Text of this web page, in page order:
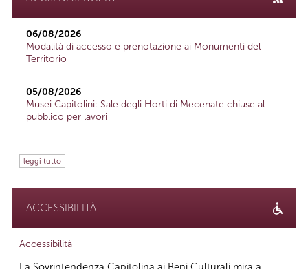
06/08/2026
Modalità di accesso e prenotazione ai Monumenti del
Territorio
05/08/2026
Musei Capitolini: Sale degli Horti di Mecenate chiuse al
pubblico per lavori
leggi tutto
ACCESSIBILITÀ
Accessibilità